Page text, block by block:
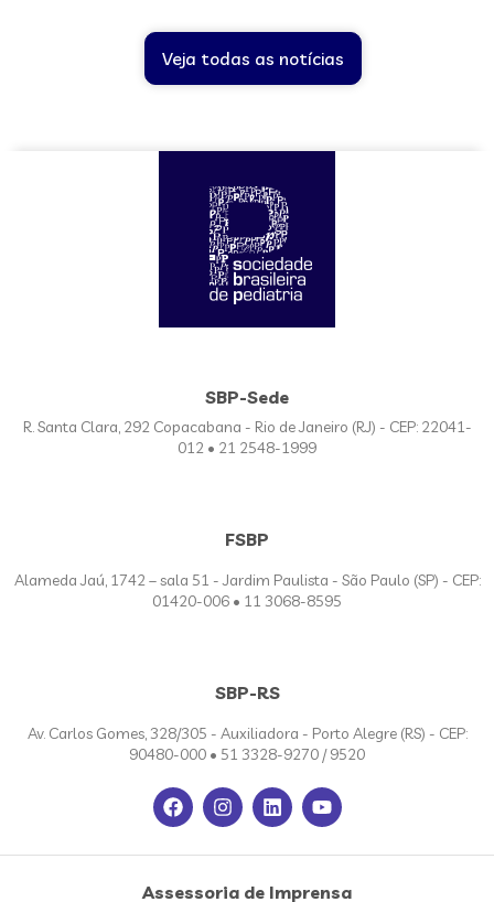
Veja todas as notícias
SBP-Sede
R. Santa Clara, 292 Copacabana - Rio de Janeiro (RJ) - CEP: 22041-
012 • 21 2548-1999
FSBP
Alameda Jaú, 1742 – sala 51 - Jardim Paulista - São Paulo (SP) - CEP:
01420-006 • 11 3068-8595
SBP-RS
Av. Carlos Gomes, 328/305 - Auxiliadora - Porto Alegre (RS) - CEP:
90480-000 • 51 3328-9270 / 9520
Assessoria de Imprensa